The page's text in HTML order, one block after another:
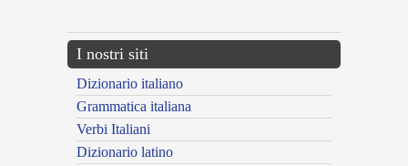
I nostri siti
Dizionario italiano
Grammatica italiana
Verbi Italiani
Dizionario latino